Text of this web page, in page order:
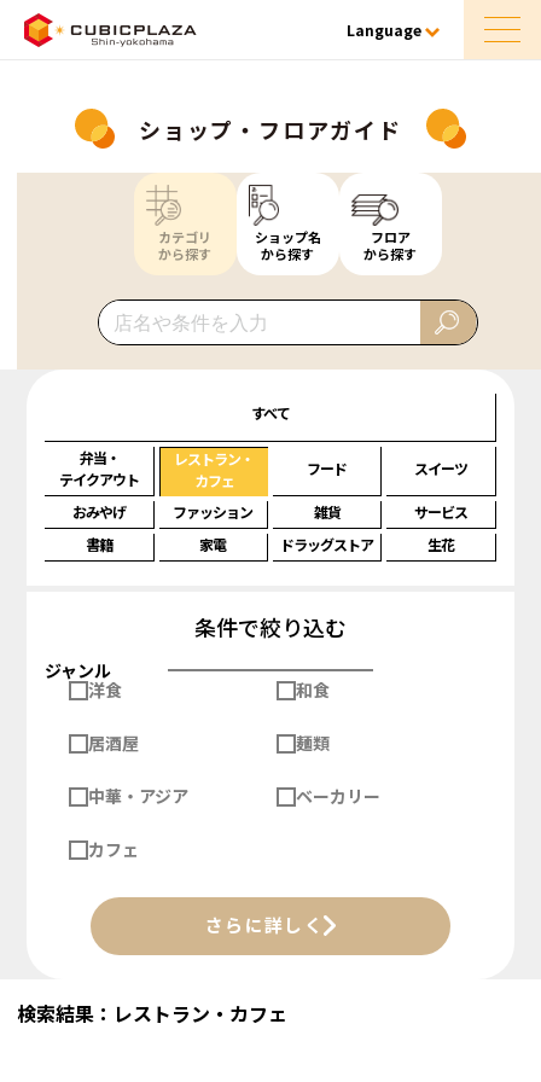
Language
ショップ・フロアガイド
カテゴリ
から探す
ショップ名
から探す
フロア
から探す
すべて
弁当・
テイクアウト
レストラン・
カフェ
フード スイーツ
おみやげ ファッション 雑貨
サービス
書籍
家電 ドラッグストア 生花
条件で絞り込む
ジャンル
洋食
和食
居酒屋 麺類
中華・アジア ベーカリー
カフェ
さらに詳しく
検索結果：レストラン・カフェ